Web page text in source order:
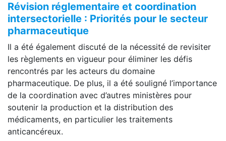
Révision réglementaire et coordination
intersectorielle : Priorités pour le secteur
pharmaceutique
Il a été également discuté de la nécessité de revisiter
les règlements en vigueur pour éliminer les défis
rencontrés par les acteurs du domaine
pharmaceutique. De plus, il a été souligné l’importance
de la coordination avec d’autres ministères pour
soutenir la production et la distribution des
médicaments, en particulier les traitements
anticancéreux.